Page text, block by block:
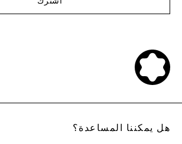
هل يمكننا المساعدة؟